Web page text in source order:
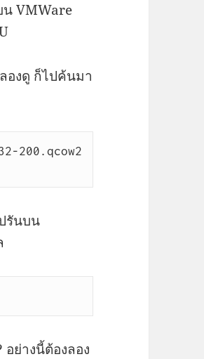
น VMWare
องดู ก็ไปค้นมา
200.qcow2
รันบน
ย่างนี้ต้องลอง